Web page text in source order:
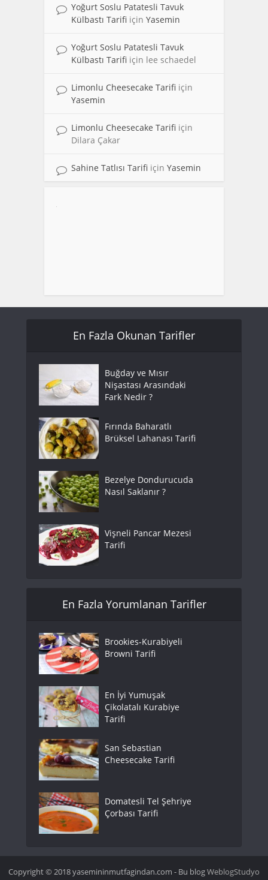
Yoğurt Soslu Patatesli Tavuk
Külbastı Tarifi için Yasemin
Yoğurt Soslu Patatesli Tavuk
Külbastı Tarifi için lee schaedel
Limonlu Cheesecake Tarifi için
Yasemin
Limonlu Cheesecake Tarifi için
Dilara Çakar
Sahine Tatlısı Tarifi için Yasemin
En Fazla Okunan Tarifler
Buğday ve Mısır
Nişastası Arasındaki
Fark Nedir ?
Fırında Baharatlı
Brüksel Lahanası Tarifi
Bezelye Dondurucuda
Nasıl Saklanır ?
Vişneli Pancar Mezesi
Tarifi
En Fazla Yorumlanan Tarifler
Brookies-Kurabiyeli
Browni Tarifi
En İyi Yumuşak
Çikolatalı Kurabiye
Tarifi
San Sebastian
Cheesecake Tarifi
Domatesli Tel Şehriye
Çorbası Tarifi
Copyright © 2018 yasemininmutfagindan.com - Bu blogWeblogStudyo